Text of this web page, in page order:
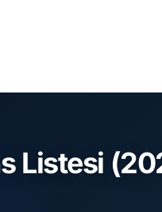
Listesi